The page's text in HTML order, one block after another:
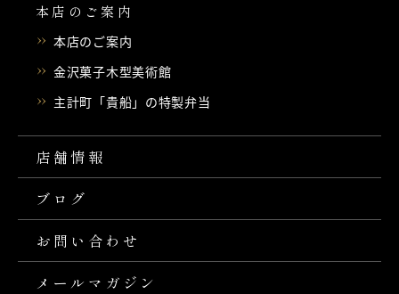
本店のご案内
本店のご案内
金沢菓子木型美術館
主計町「貴船」の特製弁当
店舗情報
ブログ
お問い合わせ
メールマガジン